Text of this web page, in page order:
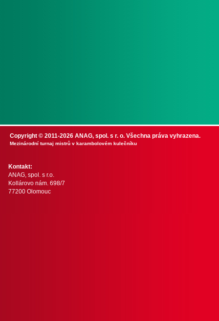
Copyright © 2011-2026 ANAG, spol. s r. o. Všechna práva vyhrazena.
Mezinárodní turnaj mistrů v karambolovém kulečníku
Kontakt:
ANAG, spol. s r.o.
Kollárovo nám. 698/7
77200 Olomouc